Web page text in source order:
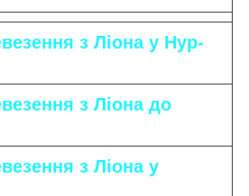
з Ліона у Нур-
з Ліона до
з Ліона у